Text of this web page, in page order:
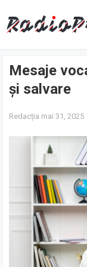
Mesaje
și salvare
Redacția mai 31, 2025